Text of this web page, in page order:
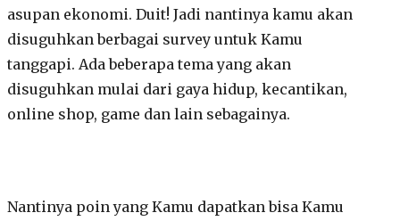
asupan ekonomi. Duit! Jadi nantinya kamu akan
disuguhkan berbagai survey untuk Kamu
tanggapi. Ada beberapa tema yang akan
disuguhkan mulai dari gaya hidup, kecantikan,
online shop, game dan lain sebagainya.
Nantinya poin yang Kamu dapatkan bisa Kamu